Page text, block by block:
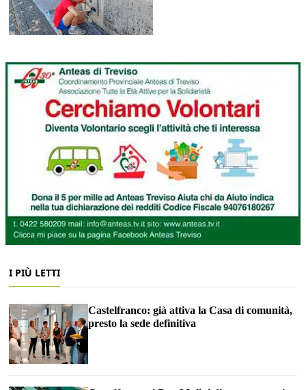
I PIÙ LETTI
Castelfranco: già attiva la Casa di comunità,
presto la sede definitiva